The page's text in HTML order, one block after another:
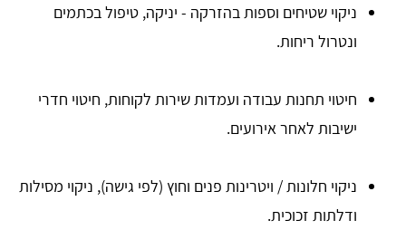
ניקוי שטיחים וספות בהזרקה - יניקה, טיפול בכתמים
ונטרול ריחות.
חיטוי תחנות עבודה ועמדות שירות לקוחות, חיטוי חדרי
ישיבות לאחר אירועים.
ניקוי חלונות / ויטרינות פנים וחוץ (לפי גישה), ניקוי מסילות
ודלתות זכוכית.